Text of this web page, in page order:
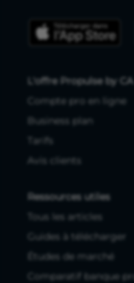
L'offre Propulse by CA
Compte pro en ligne
Business plan
Tarifs
Avis clients
Ressources utiles
Tous les articles
Guides à télécharger
Études de marché
Comparatif banque pro